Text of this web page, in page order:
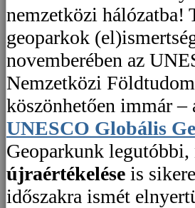
nemzetközi hálózatba!
geoparkok
novemberében az
Nemzetközi
köszönhetően immár
UNESCO Globális
Geoparkunk
újraértékelése is
időszakra ismét